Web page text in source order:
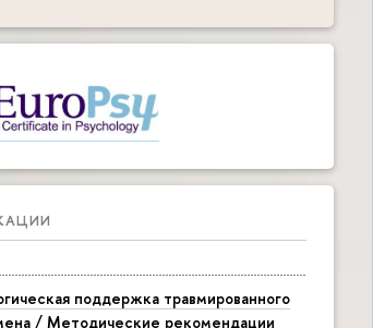
поддержка травмированного
/ Методические рекомендации